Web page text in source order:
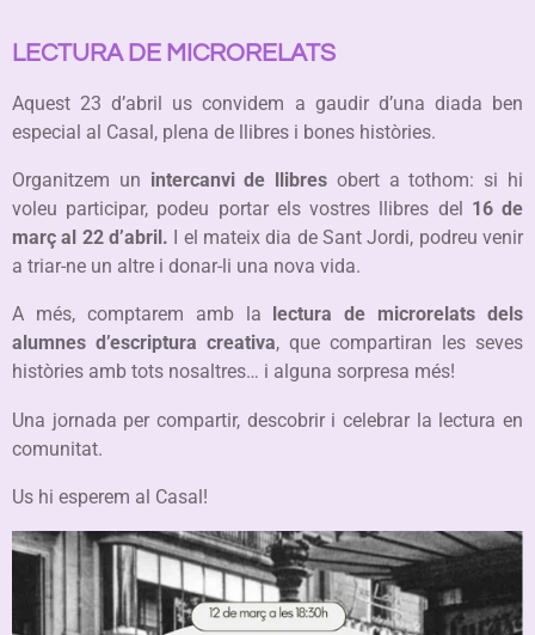
LECTURA DE MICRORELATS
Aquest 23 d’abril us convidem a gaudir d’una diada ben
especial al Casal, plena de llibres i bones històries.
Organitzem un intercanvi de llibres obert a tothom: si hi
voleu participar, podeu portar els vostres llibres del 16 de
març al 22 d’abril. I el mateix dia de Sant Jordi, podreu venir
a triar-ne un altre i donar-li una nova vida.
A més, comptarem amb la
lectura de microrelats dels
alumnes d’escriptura creativa, que compartiran les seves
històries amb tots nosaltres… i alguna sorpresa més!
Una jornada per compartir, descobrir i celebrar la lectura en
comunitat.
Us hi esperem al Casal!